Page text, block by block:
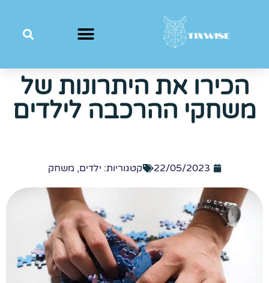
הכירו את היתרונות של
משחקי ההרכבה לילדים
22/05/2023 קטגוריות: ילדים, משחק